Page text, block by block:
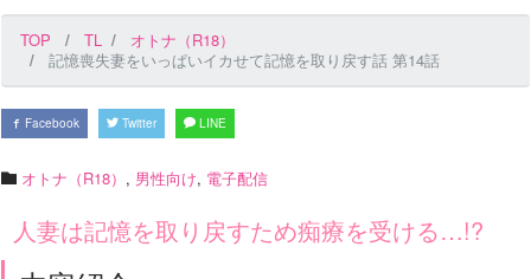
TOP TL
オトナ（R18）
記憶喪失妻をいっぱいイカせて記憶を取り戻す話 第14話
Facebook Twitter LINE
オトナ（R18） , 男性向け, 電子配信
人妻は記憶を取り戻すため痴療を受ける…!?